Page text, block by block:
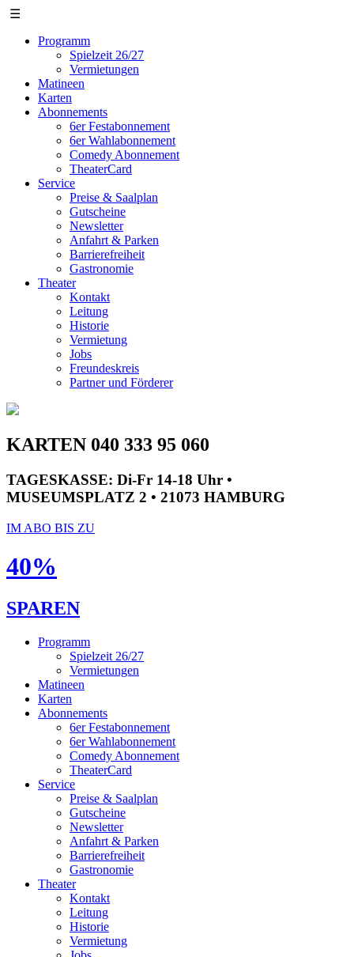
☰
Programm
Spielzeit 26/27
Vermietungen
Matineen
Karten
Abonnements
6er Festabonnement
6er Wahlabonnement
Comedy Abonnement
TheaterCard
Service
Preise & Saalplan
Gutscheine
Newsletter
Anfahrt & Parken
Barrierefreiheit
Gastronomie
Theater
Kontakt
Leitung
Historie
Vermietung
Jobs
Freundeskreis
Partner und Förderer
KARTEN 040 333 95 060
TAGESKASSE: Di-Fr 14-18 Uhr •
MUSEUMSPLATZ 2 • 21073 HAMBURG
IM ABO BIS ZU
40%
SPAREN
Programm
Spielzeit 26/27
Vermietungen
Matineen
Karten
Abonnements
6er Festabonnement
6er Wahlabonnement
Comedy Abonnement
TheaterCard
Service
Preise & Saalplan
Gutscheine
Newsletter
Anfahrt & Parken
Barrierefreiheit
Gastronomie
Theater
Kontakt
Leitung
Historie
Vermietung